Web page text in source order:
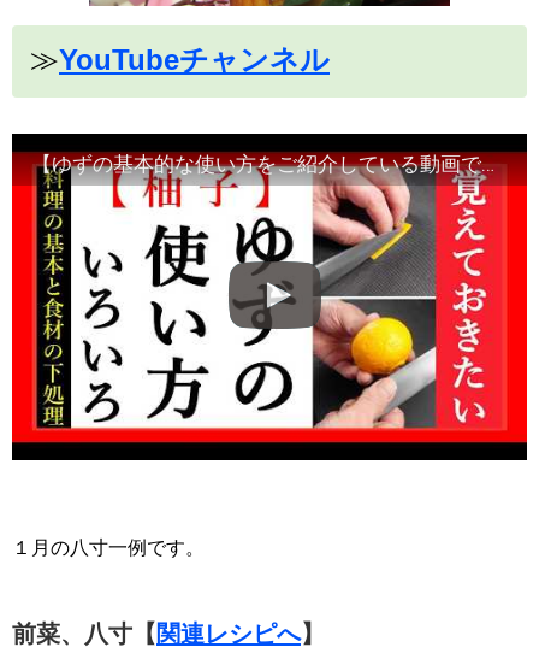
≫YouTubeチャンネル
【ゆずの基本的な使い方をご紹介している動画です】食材の切り方、使い方など！Japanese food・decorative cut
１月の八寸一例です。
前菜、八寸【 関連レシピへ】